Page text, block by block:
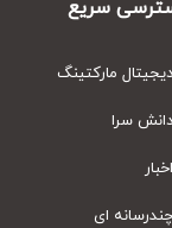
سریع
مارکتینگ
سرا
ای